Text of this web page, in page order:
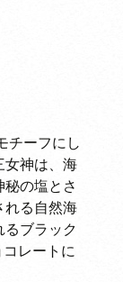
チーフにし
女神は、海
の塩とさ
れる自然海
ブラック
レートに